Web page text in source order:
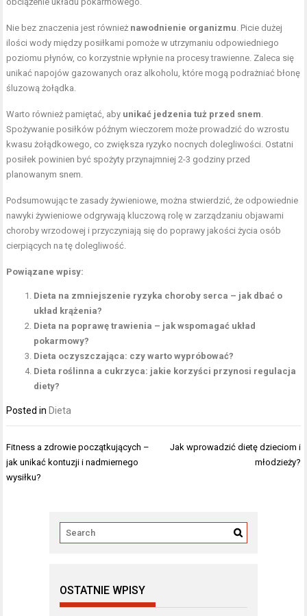
Nie bez znaczenia jest również nawodnienie organizmu. Picie dużej
ilości wody między posiłkami pomoże w utrzymaniu odpowiedniego
poziomu płynów, co korzystnie wpłynie na procesy trawienne. Zaleca się
unikać napojów gazowanych oraz alkoholu, które mogą podrażniać błonę
śluzową żołądka.
Warto również pamiętać, aby unikać jedzenia tuż przed snem.
Spożywanie posiłków późnym wieczorem może prowadzić do wzrostu
kwasu żołądkowego, co zwiększa ryzyko nocnych dolegliwości. Ostatni
posiłek powinien być spożyty przynajmniej 2-3 godziny przed
planowanym snem.
Podsumowując te zasady żywieniowe, można stwierdzić, że odpowiednie
nawyki żywieniowe odgrywają kluczową rolę w zarządzaniu objawami
choroby wrzodowej i przyczyniają się do poprawy jakości życia osób
cierpiących na tę dolegliwość.
Powiązane wpisy:
Dieta na zmniejszenie ryzyka choroby serca – jak dbać o
układ krążenia?
Dieta na poprawę trawienia – jak wspomagać układ
pokarmowy?
Dieta oczyszczająca: czy warto wypróbować?
Dieta roślinna a cukrzyca: jakie korzyści przynosi regulacja
diety?
Posted in Dieta
Nawigacja
wpisu
Fitness a zdrowie początkujących –
jak unikać kontuzji i nadmiernego
wysiłku?
Jak wprowadzić dietę dzieciom i
młodzieży?
OSTATNIE WPISY